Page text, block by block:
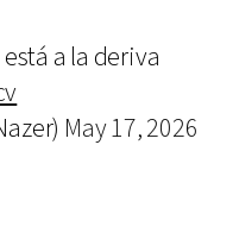
a la deriva
May 17, 2026